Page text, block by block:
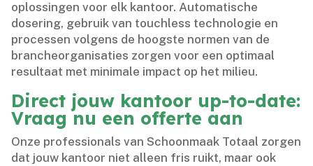
oplossingen voor elk kantoor.​ Automatische
dosering, gebruik van touchless technologie en
processen volgens de hoogste normen van de
brancheorganisaties zorgen voor een optimaal
resultaat met minimale impact op het milieu.​
Direct jouw kantoor up-to-date:
Vraag nu een offerte aan
Onze professionals van Schoonmaak Totaal zorgen
dat jouw kantoor niet alleen fris ruikt, maar ook